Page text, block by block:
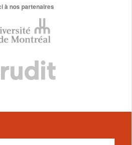
à nos partenaires